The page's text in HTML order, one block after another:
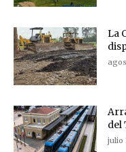
La
del
julio